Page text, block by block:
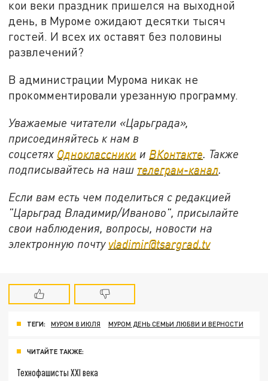
кои веки праздник пришелся на выходной
день, в Муроме ожидают десятки тысяч
гостей. И всех их оставят без половины
развлечений?
В администрации Мурома никак не
прокомментировали урезанную программу.
Уважаемые читатели «Царьграда»,
присоединяйтесь к нам в
соцсетях Одноклассники и ВКонтакте. Также
подписывайтесь на наш телеграм-канал.
Если вам есть чем поделиться с редакцией
"Царьград Владимир/Иваново", присылайте
свои наблюдения, вопросы, новости на
электронную почту vladimir@tsargrad.tv
ТЕГИ: МУРОМ 8 ИЮЛЯ МУРОМ ДЕНЬ СЕМЬИ ЛЮБВИ И ВЕРНОСТИ
ЧИТАЙТЕ ТАКЖЕ:
Технофашисты XXI века